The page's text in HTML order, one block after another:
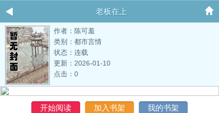
老板在上
作者：陈可羞
类别：都市言情
状态：连载
更新：2026-01-10
点击：0
开始阅读 加入书架 我的书架